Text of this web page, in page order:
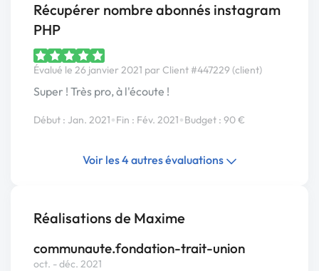
Récupérer nombre abonnés instagram
PHP
Évalué le 26 janvier 2021 par Client #447229 (client)
Super ! Très pro, à l'écoute !
Début : Jan. 2021•Fin : Fév. 2021•Budget : 90 €
Voir les 4 autres évaluations
Réalisations de Maxime
communaute.fondation-trait-union
oct. - déc. 2021